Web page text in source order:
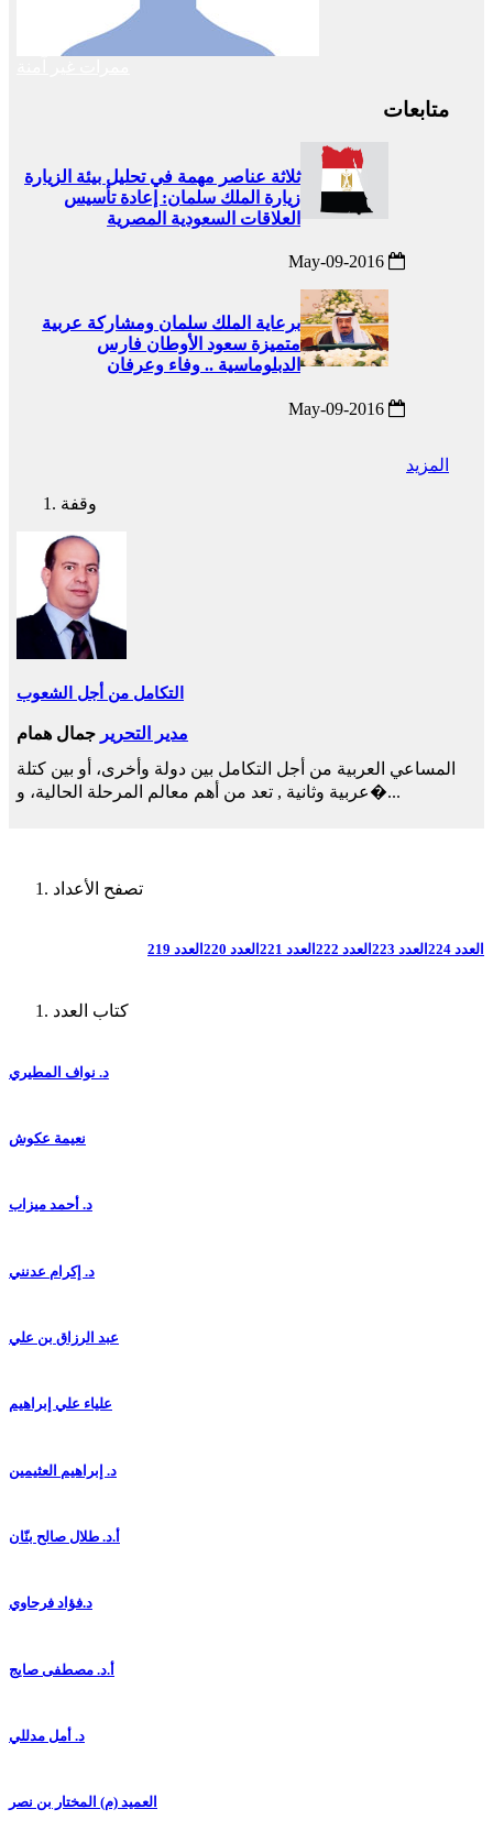
متابعات
ثلاثة عناصر مهمة في تحليل بيئة الزيارة
زيارة الملك سلمان: إعادة تأسيس
العلاقات السعودية المصرية
برعاية الملك سلمان ومشاركة عربية
متميزة سعود الأوطان فارس
الدبلوماسية .. وفاء وعرفان
المزيد
وقفة
التكامل من أجل الشعوب
مدير التحرير جمال همام
المساعي العربية من أجل التكامل بين دولة وأخرى، أو بين كتلة
عربية وثانية , تعد من أهم معالم المرحلة الحالية، و�...
تصفح الأعداد
العدد 224 العدد 223 العدد 222 العدد 221 العدد 220 العدد 219
كتاب العدد
د. نواف المطيري
نعيمة عكوش
د. أحمد ميزاب
د. إكرام عدنني
عبد الرزاق بن علي
علياء علي إبراهيم
د. إبراهيم العثيمين
أ.د. طلال صالح بنّان
د.فؤاد فرحاوي
أ.د. مصطفى صايج
د. أمل مدللي
العميد (م) المختار بن نصر